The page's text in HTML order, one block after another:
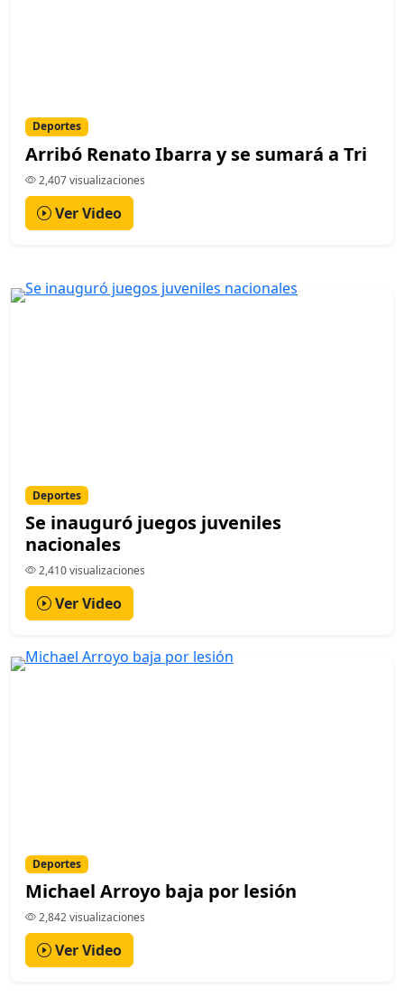
Deportes
Arribó Renato Ibarra y se sumará a Tri
2,407 visualizaciones
Ver Video
Deportes
Se inauguró juegos juveniles
nacionales
2,410 visualizaciones
Ver Video
Deportes
Michael Arroyo baja por lesión
2,842 visualizaciones
Ver Video